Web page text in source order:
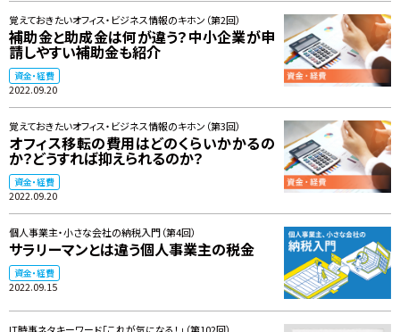
覚えておきたいオフィス・ビジネス情報のキホン（第2回）
補助金と助成金は何が違う？中小企業が申
請しやすい補助金も紹介
資金・経費
2022.09.20
覚えておきたいオフィス・ビジネス情報のキホン（第3回）
オフィス移転の費用はどのくらいかかるの
か？どうすれば抑えられるのか？
資金・経費
2022.09.20
個人事業主・小さな会社の納税入門（第4回）
サラリーマンとは違う個人事業主の税金
資金・経費
2022.09.15
IT時事ネタキーワード「これが気になる！」（第102回）